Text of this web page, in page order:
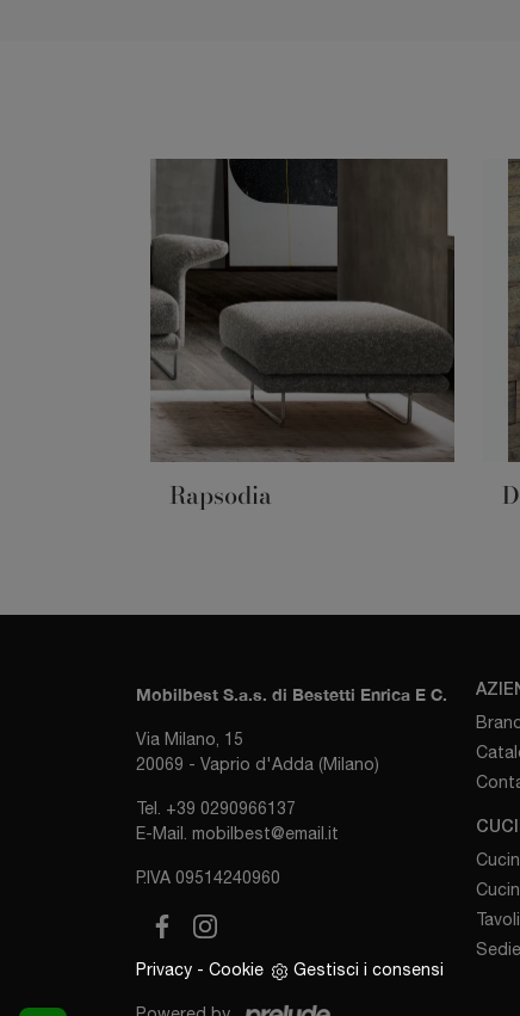
Rapsodia
Mobilbest S.a.s. di Bestetti Enrica E C.
Via Milano, 15
20069 - Vaprio d'Adda (Milano)
Tel. +39 0290966137
E-Mail. mobilbest@email.it
P.IVA 09514240960
Privacy - Cookie Gestisci i consensi
Brand
Tavoli
Sedie